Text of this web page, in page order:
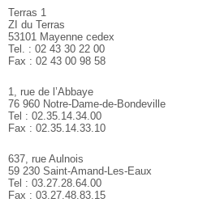
Terras 1
ZI du Terras
53101 Mayenne cedex
Tel. : 02 43 30 22 00
Fax : 02 43 00 98 58
1, rue de l’Abbaye
76 960 Notre-Dame-de-Bondeville
Tel : 02.35.14.34.00
Fax : 02.35.14.33.10
637, rue Aulnois
59 230 Saint-Amand-Les-Eaux
Tel : 03.27.28.64.00
Fax : 03.27.48.83.15